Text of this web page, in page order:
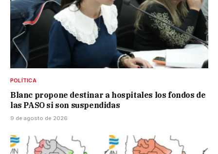
POLÍTICA
Blanc propone destinar a hospitales los fondos de
las PASO si son suspendidas
9 de agosto de 2026